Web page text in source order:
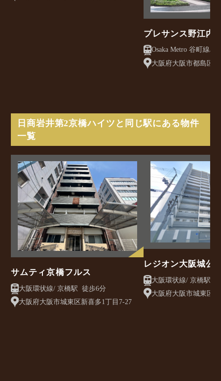
プレサンス野江内
大阪府大阪市都島区
日商岩井第2京橋ハイツと同じ駅にある物件
一覧
サムティ京橋フルス
大阪環状線/ 京橋駅 徒歩6分
大阪府大阪市城東区新喜多1丁目7‐27
レジオン大阪城公
大阪府大阪市城東区